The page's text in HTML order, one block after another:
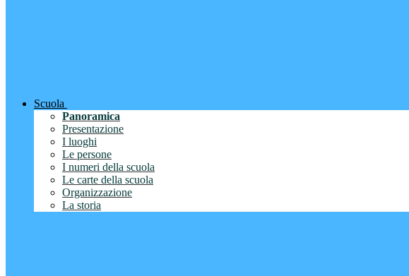
Scuola
Panoramica
Presentazione
I luoghi
Le persone
I numeri della scuola
Le carte della scuola
Organizzazione
La storia